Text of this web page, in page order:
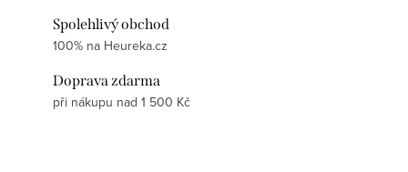
Spolehlivý obchod
100% na Heureka.cz
Doprava zdarma
při nákupu nad 1 500 Kč